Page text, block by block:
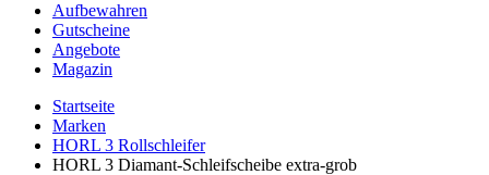
Aufbewahren
Gutscheine
Angebote
Magazin
Startseite
Marken
HORL 3 Rollschleifer
HORL 3 Diamant-Schleifscheibe extra-grob